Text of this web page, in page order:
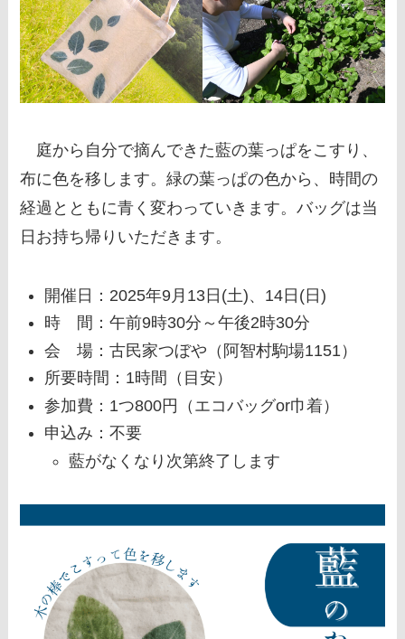
庭から自分で摘んできた藍の葉っぱをこすり、
布に色を移します。緑の葉っぱの色から、時間の
経過とともに青く変わっていきます。バッグは当
日お持ち帰りいただきます。
開催日：2025年9月13日(土)、14日(日)
時 間：午前9時30分～午後2時30分
会 場：古民家つぼや（阿智村駒場1151）
所要時間：1時間（目安）
参加費：1つ800円（エコバッグor巾着）
申込み：不要
藍がなくなり次第終了します